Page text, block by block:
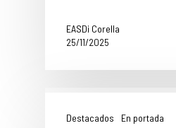
EASDi Corella
25/11/2025
Destacados En portada